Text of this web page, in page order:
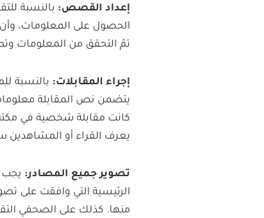
إعداد القصص: بالنسبة
الحصول على المعلومات،
تمّ التحقق من المعلومات
إجراء المقابلات: بالنسبة
يتضمن نص المقابلة معلومات
كانت مقابلة شخصية في
يعرف القراء أو المشاهدين
تصوير جميع المصادر: يجب
الرئيسية التي وافقت على
منها. كذلك على الصحفي